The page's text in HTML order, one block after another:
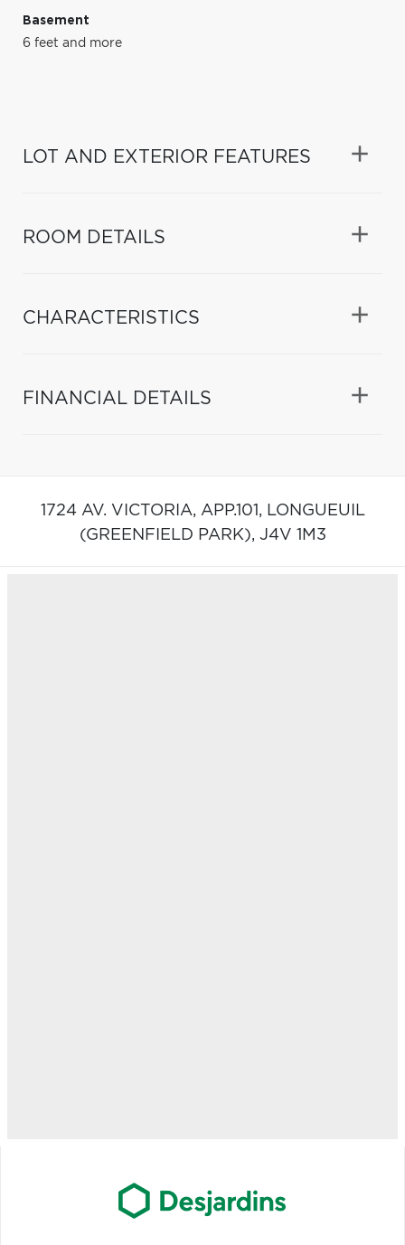
Basement
6 feet and more
LOT AND EXTERIOR FEATURES
ROOM DETAILS
CHARACTERISTICS
FINANCIAL DETAILS
1724 AV. VICTORIA, APP.101, LONGUEUIL
(GREENFIELD PARK), J4V 1M3